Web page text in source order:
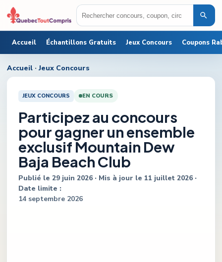
Accueil Échantillons Gratuits Jeux Concours Coupons
Accueil · Jeux Concours
JEUX CONCOURS EN COURS
Participez au concours
pour gagner un ensemble
exclusif Mountain Dew
Baja Beach Club
Publié le 29 juin 2026 · Mis à jour le 11 juillet 2026 ·
Date limite :
14 septembre 2026